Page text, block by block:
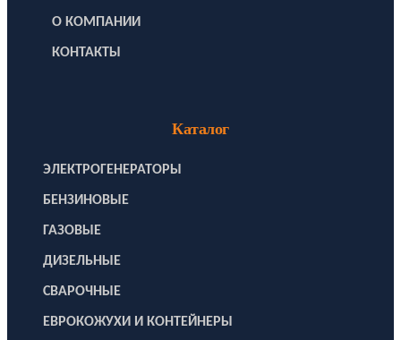
О КОМПАНИИ
КОНТАКТЫ
Каталог
ЭЛЕКТРОГЕНЕРАТОРЫ
БЕНЗИНОВЫЕ
ГАЗОВЫЕ
ДИЗЕЛЬНЫЕ
СВАРОЧНЫЕ
ЕВРОКОЖУХИ И КОНТЕЙНЕРЫ